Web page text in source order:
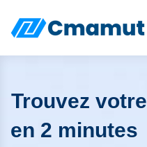
Trouvez votre
en 2 minutes